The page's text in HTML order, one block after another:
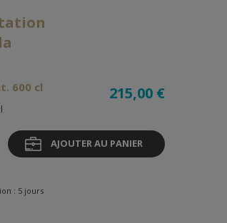
600 cl 215,00 €
AJOUTER AU PANIER
: 5 jours